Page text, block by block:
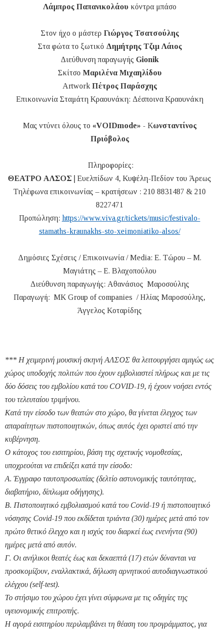
Λάμπρος Παπανικολάου κόντρα μπάσο
Στον ήχο ο μάστερ Γιώργος Τσατσούλης
Στα φώτα το ξωτικό Δημήτρης Τζιμ Λάιος
Διεύθυνση παραγωγής Gionik
Σκίτσο Μαριλένα Μιχαηλίδου
Artwork Πέτρος Παράσχης
Επικοινωνία Σταμάτη Κραουνάκη: Δέσποινα Κραουνάκη
Μας ντύνει όλους το «VOIDmode» - Κωνσταντίνος
Πριόβολος
Πληροφορίες:
ΘΕΑΤΡΟ ΑΛΣΟΣ
| Ευελπίδων 4, Κυψέλη-Πεδίον του Άρεως
Τηλέφωνα επικοινωνίας – κρατήσεων : 210 8831487 & 210
8227471
Προπώληση: https://www.viva.gr/tickets/music/festivalo-
stamaths-kraunakhs-sto-xeimoniatiko-alsos/
Δημόσιες Σχέσεις / Επικοινωνία / Media: Ε. Τώρου – Μ.
Μαγιάτης – Ε. Βλαχοπούλου
Διεύθυνση παραγωγής: Αθανάσιος Μαροσούλης
Παραγωγή: MK Group of companies / Ηλίας Μαροσούλης,
Άγγελος Κοταρίδης
*** Η χειμερινή μουσική σκηνή ΑΛΣΟΣ θα λειτουργήσει αμιγώς ως
χώρος υποδοχής πολιτών που έχουν εμβολιαστεί πλήρως και με τις
δύο δόσεις του εμβολίου κατά του COVID-19, ή έχουν νοήσει εντός
του τελευταίου τριμήνου.
Κατά την είσοδο των θεατών στο χώρο, θα γίνεται έλεγχος των
απαραίτητων πιστοποιητικών, όπως αυτός έχει οριστεί από την
κυβέρνηση.
Ο κάτοχος του εισιτηρίου, βάση της σχετικής νομοθεσίας,
υποχρεούται να επιδείξει κατά την είσοδο:
A. Έγγραφο ταυτοπροσωπίας (δελτίο αστυνομικής ταυτότητας,
διαβατήριο, δίπλωμα οδήγησης).
B. Πιστοποιητικό εμβολιασμού κατά του Covid-19 ή πιστοποιητικό
νόσησης Covid-19 που εκδίδεται τριάντα (30) ημέρες μετά από τον
πρώτο θετικό έλεγχο και η ισχύς του διαρκεί έως ενενήντα (90)
ημέρες μετά από αυτόν.
Γ. Οι ανήλικοι θεατές έως και δεκαεπτά (17) ετών δύνανται να
προσκομίζουν, εναλλακτικά, δήλωση αρνητικού αυτοδιαγνωστικού
ελέγχου (self-test).
Το στήσιμο του χώρου έχει γίνει σύμφωνα με τις οδηγίες της
υγειονομικής επιτροπής.
Η αγορά εισιτηρίου περιλαμβάνει τη θέαση του προγράμματος, για